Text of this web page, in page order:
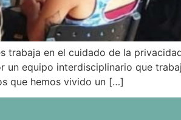
trabaja en el cuidado de la
un equipo interdisciplinario que
que hemos vivido un […]